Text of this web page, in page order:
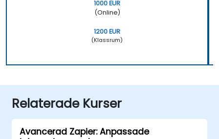
1000 EUR
(Online)
1200 EUR
(Klassrum)
Relaterade Kurser
Avancerad Zapier: Anpassade